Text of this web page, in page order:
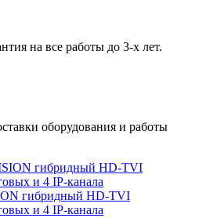
на все работы до 3-х лет.
оборудования и работы
гибридный HD-TVI
и 4 IP-канала